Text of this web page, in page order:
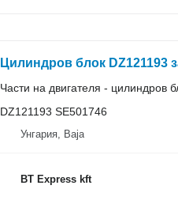
Цилиндров блок DZ121193
Части на двигателя - цилиндров
DZ121193 SE501746
Унгария, Baja
BT Express kft